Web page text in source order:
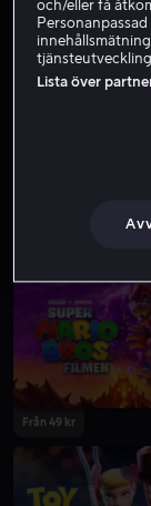
Rea
Från 49 kr
och/eller få
Lista över